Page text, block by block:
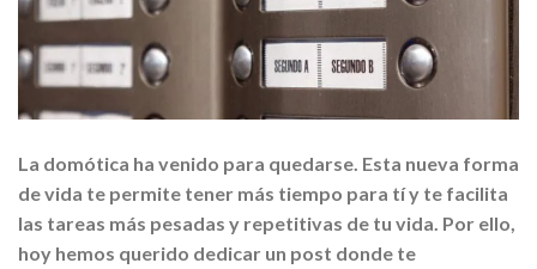
La domótica ha venido para quedarse. Esta nueva forma
de vida te permite tener más tiempo para tí y te facilita
las tareas más pesadas y repetitivas de tu vida. Por ello,
hoy hemos querido dedicar un post donde te